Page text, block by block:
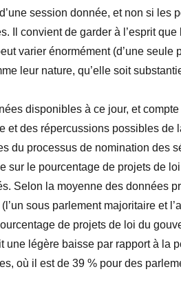
session donnée, et non si les
Il convient de garder à l’esprit
varier énormément (d’une seule
leur nature, qu’elle soit
disponibles à ce jour, et
et des répercussions possibles de
du processus de nomination des
sur le pourcentage de projets de
Selon la moyenne des données
sous parlement majoritaire et
de projets de loi du
une légère baisse par rapportà la
où il est de 39 % pour des